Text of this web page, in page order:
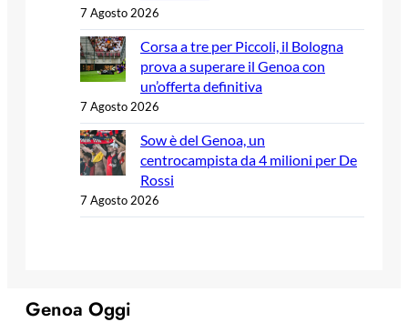
7 Agosto 2026
Corsa a tre per Piccoli, il Bologna
prova a superare il Genoa con
un’offerta definitiva
7 Agosto 2026
Sow è del Genoa, un
centrocampista da 4 milioni per De
Rossi
7 Agosto 2026
Genoa Oggi